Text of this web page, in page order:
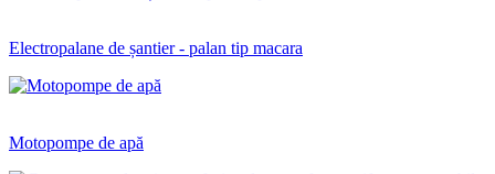
Electropalane de șantier - palan tip macara
Motopompe de apă